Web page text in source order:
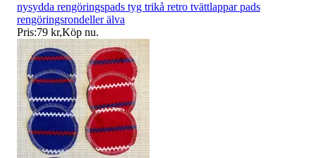
nysydda rengöringspads tyg trikå retro tvättlappar pads
rengöringsrondeller älva
Pris:79 kr,Köp nu.